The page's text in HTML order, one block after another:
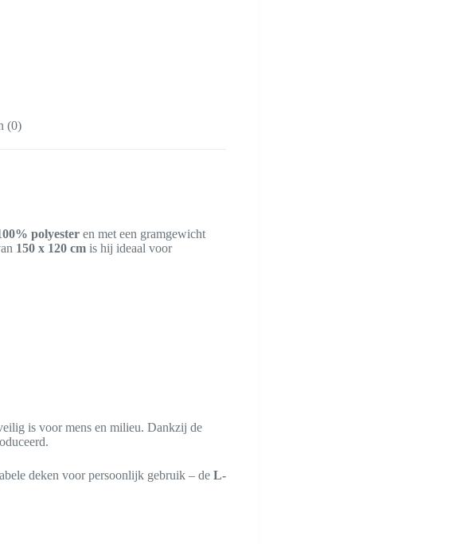
(0)
polyester en met een gramgewicht
150 x 120 cm is hij ideaal voor
is voor mens en milieu. Dankzij de
deken voor persoonlijk gebruik – de L-